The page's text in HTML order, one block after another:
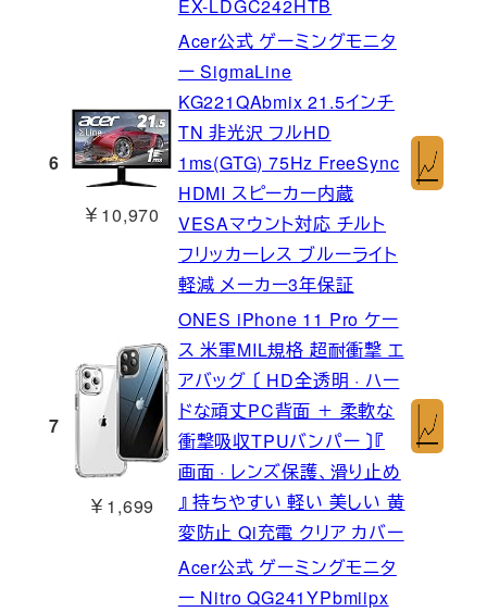
EX-LDGC242HTB
6
￥10,970
Acer公式 ゲーミングモニタ
ー SigmaLine
KG221QAbmix 21.5インチ
TN 非光沢 フルHD
1ms(GTG) 75Hz FreeSync
HDMI スピーカー内蔵
VESAマウント対応 チルト
フリッカーレス ブルーライト
軽減 メーカー3年保証
7
￥1,699
ONES iPhone 11 Pro ケー
ス 米軍MIL規格 超耐衝撃 エ
アバッグ 〔 HD全透明 · ハー
ドな頑丈PC背面 ＋ 柔軟な
衝撃吸収TPUバンパー 〕『
画面 · レンズ保護、滑り止め
』 持ちやすい 軽い 美しい 黄
変防止 Qi充電 クリア カバー
Acer公式 ゲーミングモニタ
ー Nitro QG241YPbmiipx